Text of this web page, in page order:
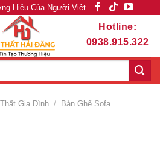
Hiệu Của Người Việt
Hotline:
0938.915.322
Gia Đình / Bàn Ghế Sofa